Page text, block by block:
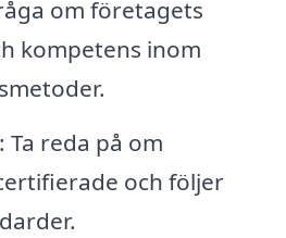
om företagets
kompetens inom
reda på om
och följer